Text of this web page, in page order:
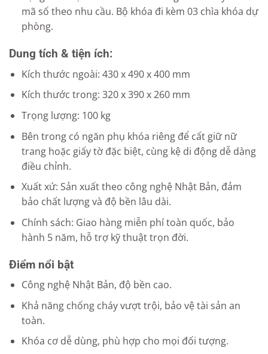
mã số theo nhu cầu. Bộ khóa đi kèm 03 chìa khóa dự
phòng.
Dung tích & tiện ích:
Kích thước ngoài: 430 x 490 x 400 mm
Kích thước trong: 320 x 390 x 260 mm
Trọng lượng: 100 kg
Bên trong có ngăn phụ khóa riêng để cất giữ nữ
trang hoặc giấy tờ đặc biệt, cùng kệ di động dễ dàng
điều chỉnh.
Xuất xứ: Sản xuất theo công nghệ Nhật Bản, đảm
bảo chất lượng và độ bền lâu dài.
Chính sách: Giao hàng miễn phí toàn quốc, bảo
hành 5 năm, hỗ trợ kỹ thuật trọn đời.
Điểm nổi bật
Công nghệ Nhật Bản, độ bền cao.
Khả năng chống cháy vượt trội, bảo vệ tài sản an
toàn.
Khóa cơ dễ dùng, phù hợp cho mọi đối tượng.